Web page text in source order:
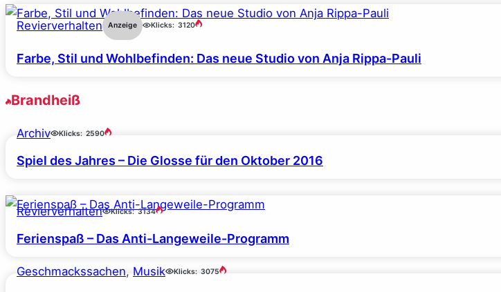
Revierverhalten Anzeige Klicks: 3120
Farbe, Stil und Wohlbefinden: Das neue Studio von Anja Rippa-Pauli
Brandheiß
Archiv Klicks: 2590
Spiel des Jahres – Die Glosse für den Oktober 2016
Revierverhalten Klicks: 3134
Ferienspaß – Das Anti-Langeweile-Programm
Geschmackssachen, Musik Klicks: 3075